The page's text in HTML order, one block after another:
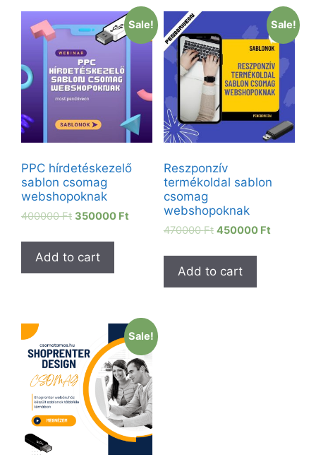
Sale!
PPC hírdetéskezelő
sablon csomag
webshopoknak
400000Ft 350000 Ft
Add to cart
Sale!
Reszponzív
termékoldal sablon
csomag
webshopoknak
470000Ft 450000 Ft
Add to cart
Sale!